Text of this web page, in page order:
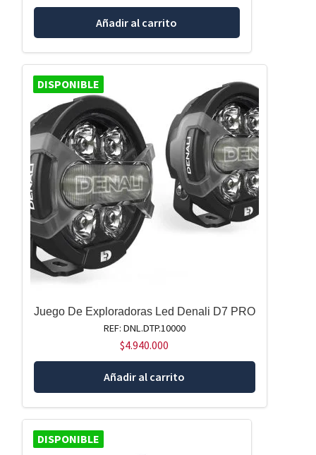
Añadir al carrito
DISPONIBLE
Juego De Exploradoras Led Denali D7 PRO
REF: DNL.DTP.10000
$4.940.000
Añadir al carrito
DISPONIBLE